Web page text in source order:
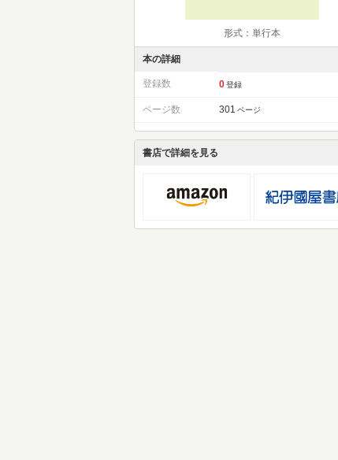
形式：単行本
本の詳細
登録数 0 登録
ページ数 301 ページ
書店で詳細を見る